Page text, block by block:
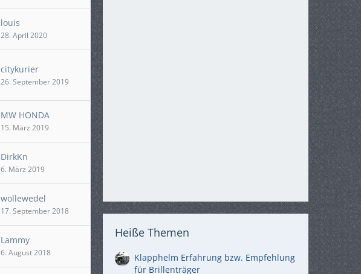
louis
28. April 2020
citykurier
26. September 2019
MW HONDA
15. März 2019
DirkKn
6. März 2019
wollewedel
17. September 2018
Lammy
6. August 2018
Heiße Themen
Klapphelm Erfahrung bzw. Empfehlung
für Brillenträger